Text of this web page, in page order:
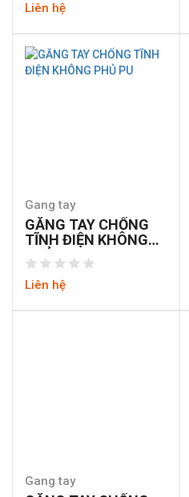
Liên hệ
Gang tay
GĂNG TAY CHỐNG
TĨNH ĐIỆN KHÔNG
PHỦ PU
Liên hệ
Gang tay